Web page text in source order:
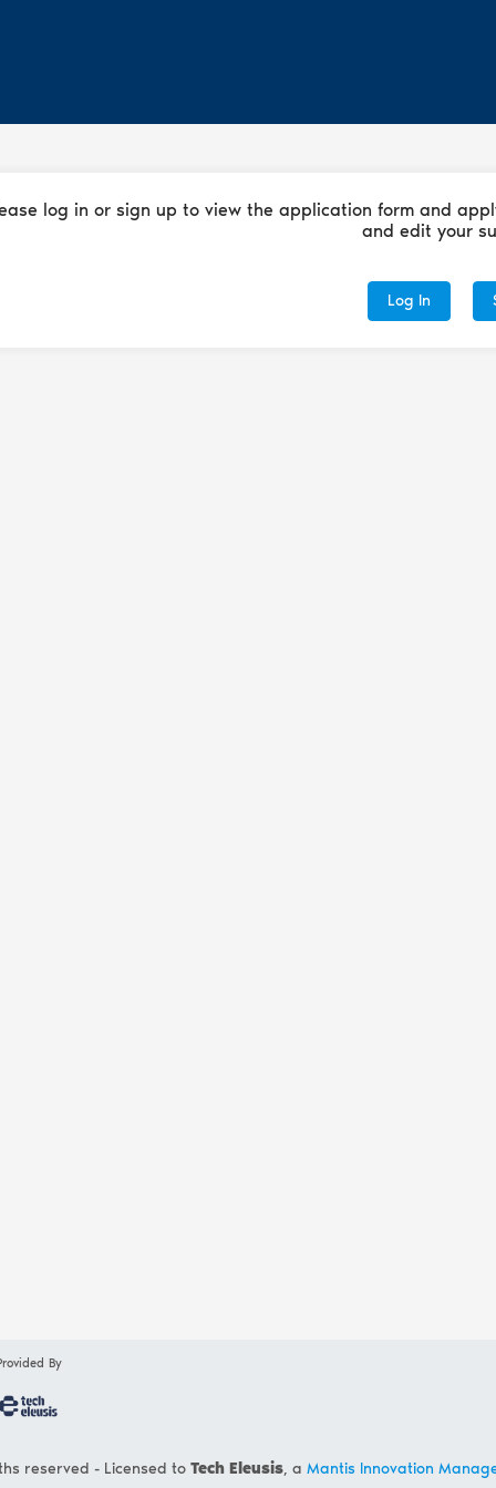
log in or sign up to view the application form and
and edit your
Log In
By
reserved - Licensed to Tech Eleusis, a Mantis Innovation